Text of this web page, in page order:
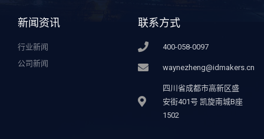
新闻资讯
行业新闻
公司新闻
联系方式
400-058-0097
waynezheng@idmakers.cn
四川省成都市高新区盛
安街401号 凯旋南城B座
1502